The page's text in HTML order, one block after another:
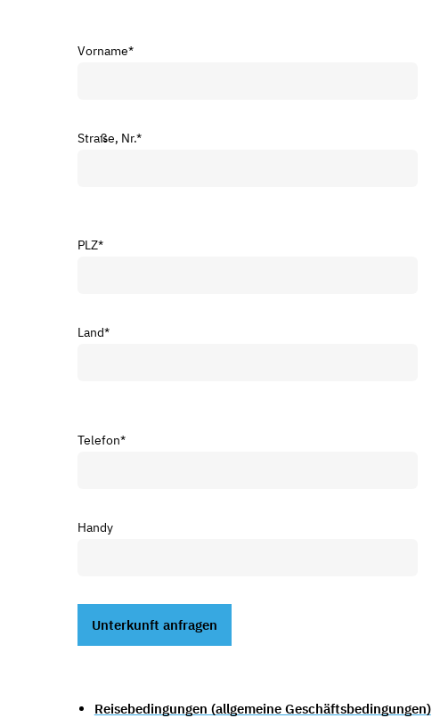
Vorname*
Straße, Nr.*
PLZ*
Land*
Telefon*
Handy
Reisebedingungen (allgemeine Geschäftsbedingungen)